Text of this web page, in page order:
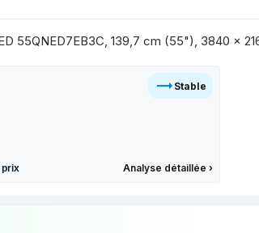
55QNED7EB3C, 139,7 cm (55"), 3840 x
Stable
prix Analyse détaillée ›
399 €
de LG QNED AI MiniLED